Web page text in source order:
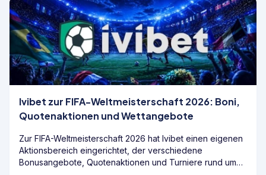
Ivibet zur FIFA-Weltmeisterschaft 2026: Boni,
Quotenaktionen und Wettangebote
Zur FIFA-Weltmeisterschaft 2026 hat Ivibet einen eigenen
Aktionsbereich eingerichtet, der verschiedene
Bonusangebote, Quotenaktionen und Turniere rund um